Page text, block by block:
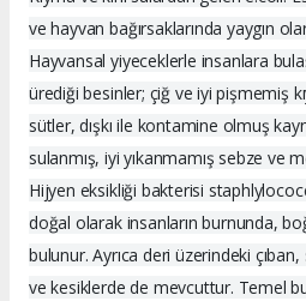
ve hayvan bağırsaklarında yaygın
Hayvansal yiyeceklerle insanlara
ürediği besinler; çiğ ve iyi pişmemiş
sütler, dışkı ile kontamine olmuş
sulanmış, iyi yıkanmamış sebze ve
Hijyen eksikliği bakterisi
doğal olarak insanların burnunda,
bulunur. Ayrıca deri üzerindeki
ve kesiklerde de mevcuttur. Temel